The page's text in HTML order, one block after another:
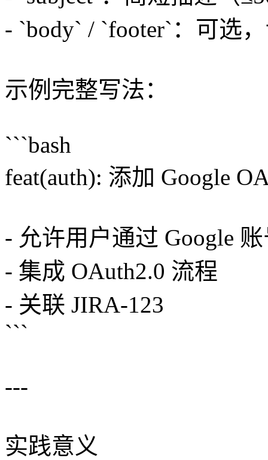
- `body` / `footer`：可选
示例完整写法：
```bash
feat(auth): 添加 Google
- 允许用户通过 Google
- 集成 OAuth2.0 流程
- 关联 JIRA-123
```
---
实践意义